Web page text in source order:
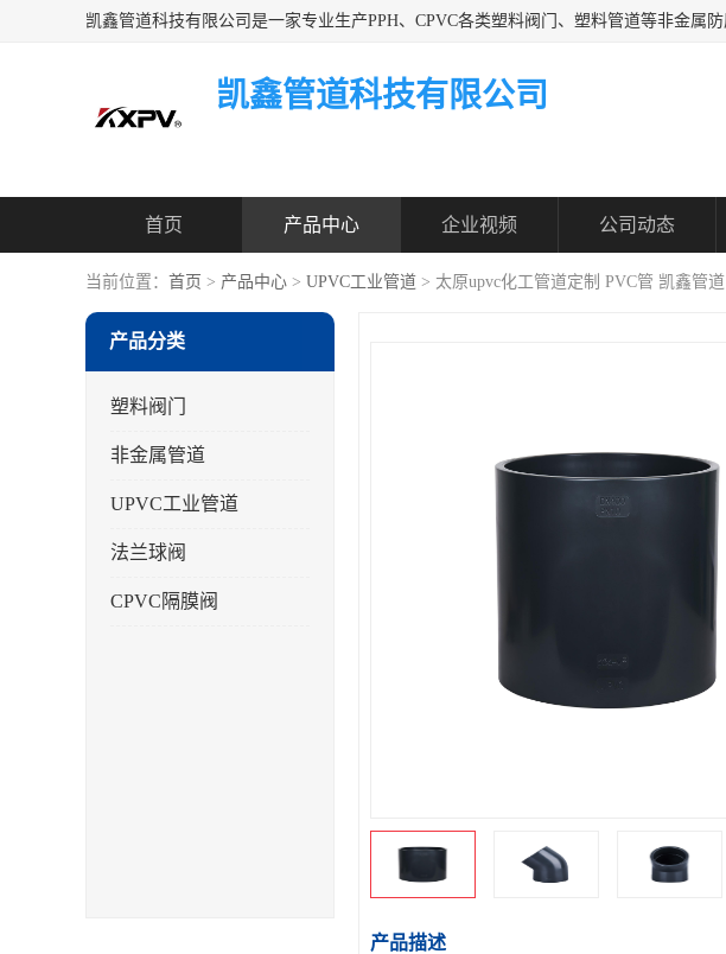
凯鑫管道科技有限公司
首页 产品中心 企业视频 公司动态
当前位置： 首页 > 产品中心 > UPVC工业管道 > 太原upvc化工管道定制 PVC管 凯鑫管道
产品分类
塑料阀门
非金属管道
UPVC工业管道
法兰球阀
CPVC隔膜阀
产品描述